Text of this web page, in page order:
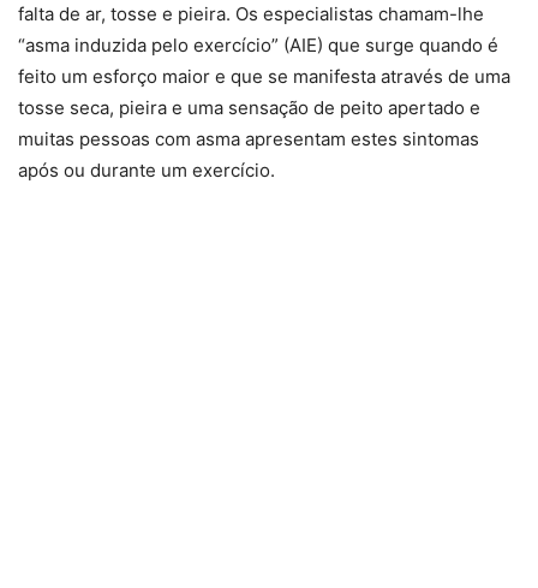
falta de ar, tosse e pieira. Os especialistas chamam-lhe
“asma induzida pelo exercício” (AIE) que surge quando é
feito um esforço maior e que se manifesta através de uma
tosse seca, pieira e uma sensação de peito apertado e
muitas pessoas com asma apresentam estes sintomas
após ou durante um exercício.